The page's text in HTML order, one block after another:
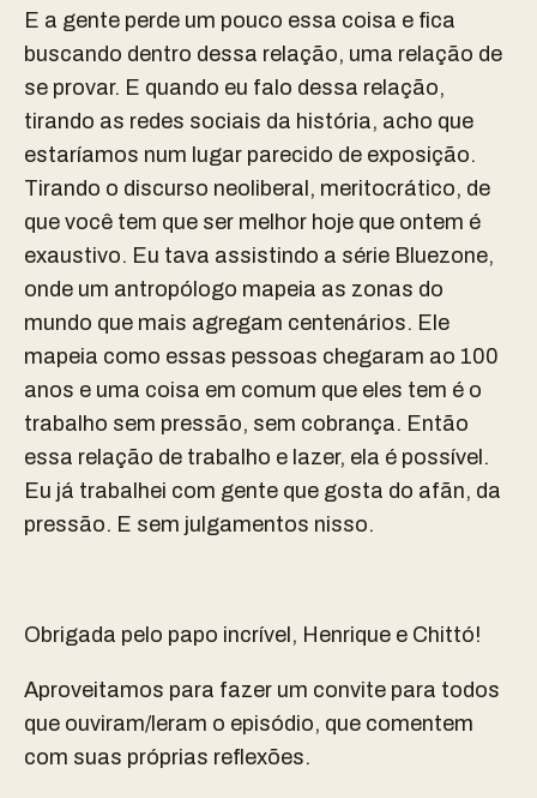
E a gente perde um pouco essa coisa e fica
buscando dentro dessa relação, uma relação de
se provar. E quando eu falo dessa relação,
tirando as redes sociais da história, acho que
estaríamos num lugar parecido de exposição.
Tirando o discurso neoliberal, meritocrático, de
que você tem que ser melhor hoje que ontem é
exaustivo. Eu tava assistindo a série Bluezone,
onde um antropólogo mapeia as zonas do
mundo que mais agregam centenários. Ele
mapeia como essas pessoas chegaram ao 100
anos e uma coisa em comum que eles tem é o
trabalho sem pressão, sem cobrança. Então
essa relação de trabalho e lazer, ela é possível.
Eu já trabalhei com gente que gosta do afãn, da
pressão. E sem julgamentos nisso.
Obrigada pelo papo incrível, Henrique e Chittó!
Aproveitamos para fazer um convite para todos
que ouviram/leram o episódio, que comentem
com suas próprias reflexões.